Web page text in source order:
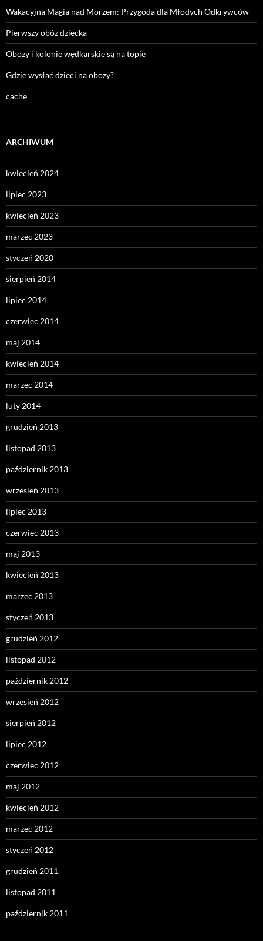
Wakacyjna Magia nad Morzem: Przygoda dla Młodych Odkrywców
Pierwszy obóz dziecka
Obozy i kolonie wędkarskie są na topie
Gdzie wysłać dzieci na obozy?
cache
ARCHIWUM
kwiecień 2024
lipiec 2023
kwiecień 2023
marzec 2023
styczeń 2020
sierpień 2014
lipiec 2014
czerwiec 2014
maj 2014
kwiecień 2014
marzec 2014
luty 2014
grudzień 2013
listopad 2013
październik 2013
wrzesień 2013
lipiec 2013
czerwiec 2013
maj 2013
kwiecień 2013
marzec 2013
styczeń 2013
grudzień 2012
listopad 2012
październik 2012
wrzesień 2012
sierpień 2012
lipiec 2012
czerwiec 2012
maj 2012
kwiecień 2012
marzec 2012
styczeń 2012
grudzień 2011
listopad 2011
październik 2011